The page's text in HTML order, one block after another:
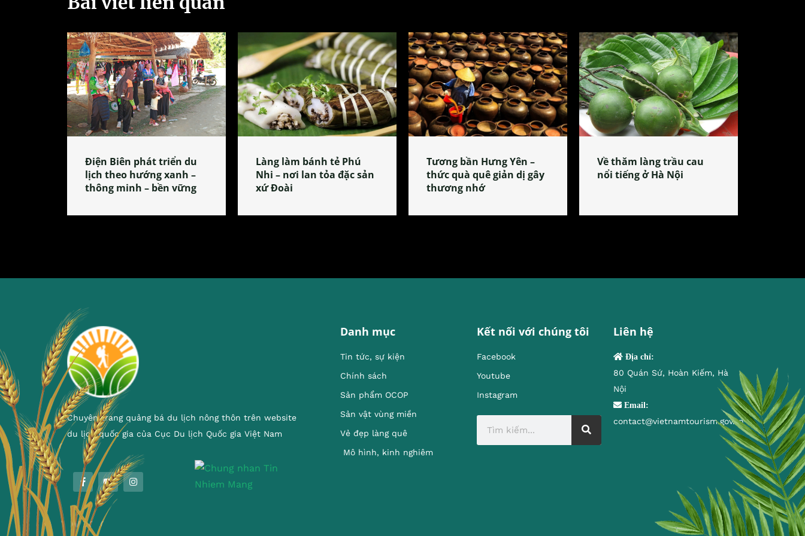
Điện Biên phát triển du
lịch theo hướng xanh –
thông minh – bền vững
Làng làm bánh tẻ Phú
Nhi – nơi lan tỏa đặc sản
xứ Đoài
Tương bần Hưng Yên –
thức quà quê giản dị gây
thương nhớ
Về thăm làng trầu cau
nổi tiếng ở Hà Nội
Chuyên trang quảng bá du lịch nông thôn trên website
du lịch quốc gia của Cục Du lịch Quốc gia Việt Nam
Danh mục
Tin tức, sự kiện
Chính sách
Sản phẩm OCOP
Sản vật vùng miền
Vẻ đẹp làng quê
Mô hình, kinh nghiêm
Kết nối với chúng tôi
Facebook
Youtube
Instagram
Liên hệ
Địa chỉ:
80 Quán Sứ, Hoàn Kiếm, Hà
Nội
Email:
contact@vietnamtourism.gov.vn